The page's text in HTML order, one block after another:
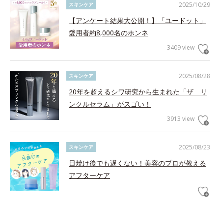
2025/10/29
スキンケア
【アンケート結果大公開！】「ユードット」
愛用者約8,000名のホンネ
3409 view
2025/08/28
スキンケア
20年を超えるシワ研究から生まれた「ザ リ
ンクルセラム」がスゴい！
3913 view
2025/08/23
スキンケア
日焼け後でも遅くない！美容のプロが教える
アフターケア